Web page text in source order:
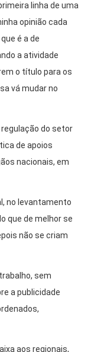
linha de uma
opinião cada
é a de
a atividade
o título para os
vá mudar no
do setor
de apoios
nacionais, em
no levantamento
que de melhor se
não se criam
sem
a publicidade
aos regionais,